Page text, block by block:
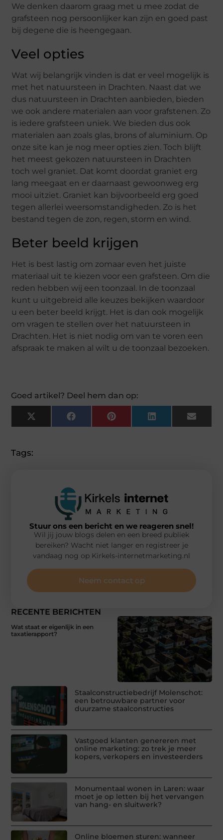
We denken daarom graag met u mee zodat de
grafsteen nog persoonlijker kan zijn en goed past
bij degene die is heengegaan.
Veel opties
Wat wij belangrijk vinden is dat er veel mogelijk is
met het natuursteen in Drachten. Naast dat we
dus natuursteen in Drachten aanbieden, bieden
we ook andere materialen aan voor grafstenen. Zo
is iedere grafsteen uniek. We bieden dus ook
materialen aan zoals glas, brons of aluminium. Op
onze site kan je nog meer opties zien. Toch blijft
het meest gekozen natuursteen in Drachten
toch wel graniet. Dat komt doordat graniet erg
lang meegaat en er daarnaast gewoonweg erg
mooi uitziet. Graniet kan bijvoorbeeld erg goed
tegen allerlei weersomstandigheden. Zo is het
bestand tegen de zon, regen, storm en wind.
Beter beeld krijgen
Het is best lastig om zomaar even het juiste
materiaal uit te kiezen voor een grafsteen. Om die
reden hebben wij een toonzaal. In de toonzaal
kunt u uitgebreid alle keuzes bekijken waardoor
u een beter beeld krijgt. Het is dan ook mogelijk
om vragen te stellen over het natuursteen in
Drachten. Het is niet nodig om van te voren een
afspraak te maken al wilt u de toonzaal bezoeken.
Goed artikel? Deel hem dan op:
X
(Twitter)
FacebookPinterestLinkedInEmail
Tags:
RECENTE BERICHTEN
Wat staat er eigenlijk in een
taxatierapport?
Staalconstructiebedrijf Molenschot:
een betrouwbare partner voor
duurzame staalconstructies
Vastgoed klanten genereren met
online marketing: zo trek je meer
kopers, verkopers en investeerders
Monumentaal wonen in Laren: waar
moet je op letten bij het vervangen
van hang- en sluitwerk?
Online bloemen sturen: wanneer
Stuur ons een bericht en we reageren snel!
Wil jij jouw blogs delen en een breed publiek
bereiken? Wacht niet langer en registreer je
vandaag nog op Kirkels-internetmarketing.nl
Neem contact op